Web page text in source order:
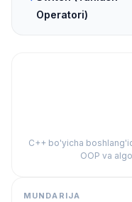
Operatori)
C++ bo'yicha
OOP va
MUNDARIJA